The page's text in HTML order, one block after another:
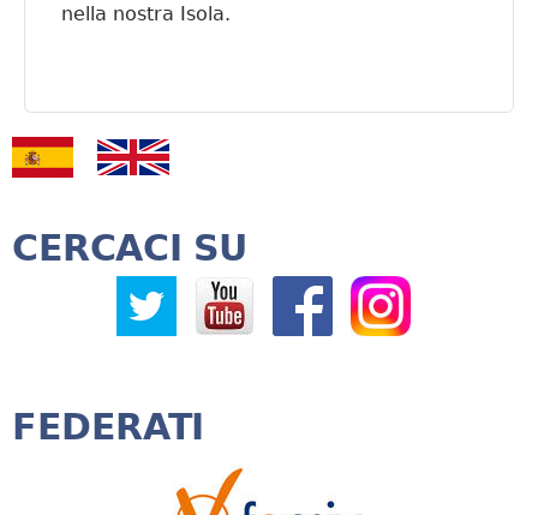
nella nostra Isola.
CERCACI SU
FEDERATI